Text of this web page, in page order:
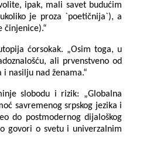
ipak, mali savet budućim
je proza `poetičnija`), a
činjenice).“
ćorsokak. „Osim toga, u
ali prvenstveno od
nasilju nad ženama.“
slobodu i rizik: „Globalna
savremenog srpskog jezika i
do postmodernog dijaloškog
govori o svetu i univerzalnim